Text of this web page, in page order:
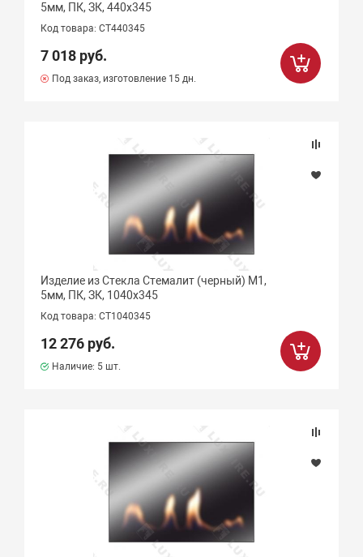
5мм, ПК, ЗК, 440х345
Код товара: СТ440345
7 018 руб.
Под заказ, изготовление 15 дн.
Изделие из Стекла Стемалит (черный) М1,
5мм, ПК, ЗК, 1040х345
Код товара: CТ1040345
12 276 руб.
Наличие: 5 шт.